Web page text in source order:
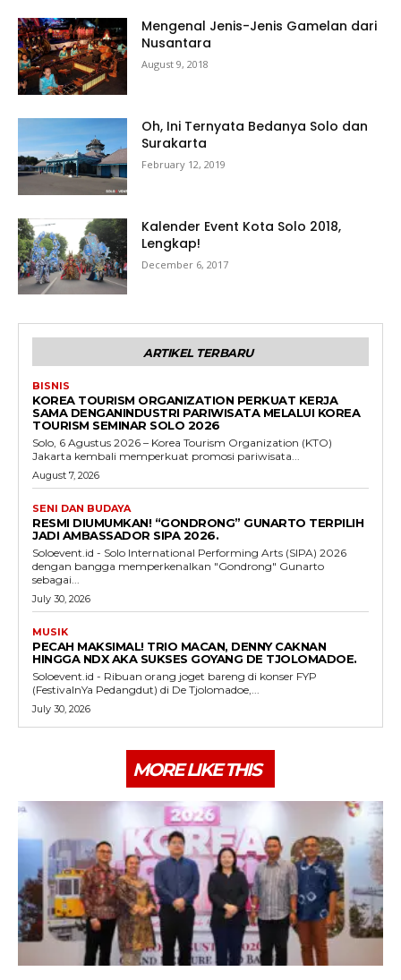
Mengenal Jenis-Jenis Gamelan dari
Nusantara
August 9, 2018
Oh, Ini Ternyata Bedanya Solo dan
Surakarta
February 12, 2019
Kalender Event Kota Solo 2018,
Lengkap!
December 6, 2017
ARTIKEL TERBARU
BISNIS
KOREA TOURISM ORGANIZATION PERKUAT KERJA
SAMA DENGANINDUSTRI PARIWISATA MELALUI KOREA
TOURISM SEMINAR SOLO 2026
Solo, 6 Agustus 2026 – Korea Tourism Organization (KTO)
Jakarta kembali memperkuat promosi pariwisata...
August 7, 2026
SENI DAN BUDAYA
RESMI DIUMUMKAN! “GONDRONG” GUNARTO TERPILIH
JADI AMBASSADOR SIPA 2026.
Soloevent.id - Solo International Performing Arts (SIPA) 2026
dengan bangga memperkenalkan "Gondrong" Gunarto
sebagai...
July 30, 2026
MUSIK
PECAH MAKSIMAL! TRIO MACAN, DENNY CAKNAN
HINGGA NDX AKA SUKSES GOYANG DE TJOLOMADOE.
Soloevent.id - Ribuan orang joget bareng di konser FYP
(FestivalnYa Pedangdut) di De Tjolomadoe,...
July 30, 2026
MORE LIKE THIS